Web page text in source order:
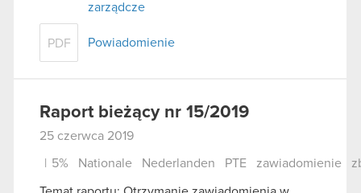
zarządcze
PDF Powiadomienie
Raport bieżący nr 15/2019
25 czerwca 2019
5% Nationale Nederlanden PTE zawiadomienie